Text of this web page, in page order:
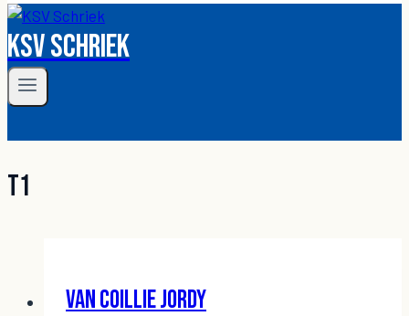
KSV Schriek
T1
VAN COILLIE Jordy